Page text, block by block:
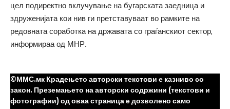
цел подиректно вклучување на бугарската заедница и
здруженијата кои нив ги претставуваат во рамките на
редовната соработка на државата со граѓанскиот сектор,
информираа од МНР.
©ММС.мк Крадењето авторски текстови е казниво со
закон. Преземањето на авторски содржини (текстови и
фотографии) од оваа страница е дозволено само